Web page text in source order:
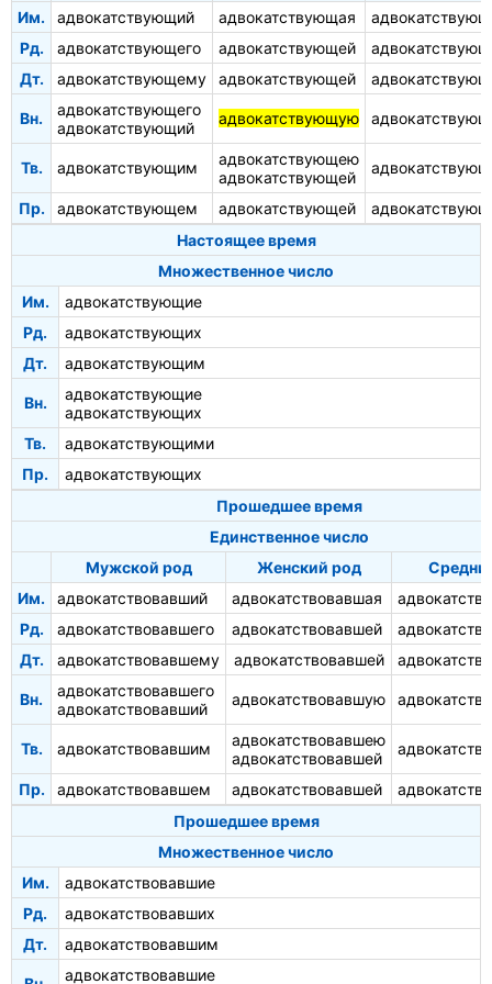
Им. адвокатствующий адвокатствующая
Рд.
адвокатствующего адвокатствующей
Дт.
адвокатствующему адвокатствующей
Вн.
адвокатствующего
адвокатствующий
адвокатствующую
Тв. адвокатствующим
адвокатствующею
адвокатствующей
Пр. адвокатствующем адвокатствующей
Настоящее время
Множественное число
Им.
адвокатствующие
Рд.
адвокатствующих
Дт.
адвокатствующим
Вн.
адвокатствующие
адвокатствующих
Тв.
адвокатствующими
Пр.
адвокатствующих
Прошедшее время
Единственное число
Мужской род
Женский род
Им.
адвокатствовавший адвокатствовавшая
Рд.
адвокатствовавшего адвокатствовавшей
Дт.
адвокатствовавшему адвокатствовавшей
Вн.
адвокатствовавшего
адвокатствовавший
адвокатствовавшую
Тв. адвокатствовавшим
адвокатствовавшею
адвокатствовавшей
Пр. адвокатствовавшем адвокатствовавшей
Прошедшее время
Множественное число
Им.
адвокатствовавшие
Рд.
адвокатствовавших
Дт.
адвокатствовавшим
адвокатствовавшие